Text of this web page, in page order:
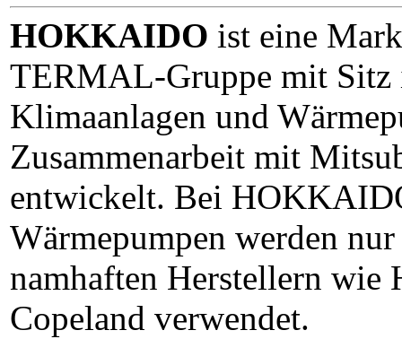
HOKKAIDO ist eine
TERMAL-Gruppe mit
Klimaanlagen und
Zusammenarbeit mit
entwickelt. Bei
Wärmepumpen werden
namhaften Herstellern
Copeland verwendet.